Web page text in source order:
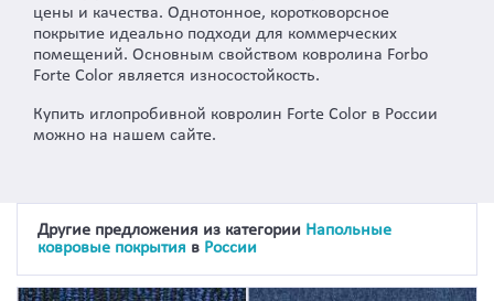
цены и качества. Однотонное, коротковорсное
покрытие идеально подходи для коммерческих
помещений. Основным свойством ковролина Forbo
Forte Color является износостойкость.
Купить иглопробивной ковролин Forte Color в России
можно на нашем сайте.
Другие предложения из категории Напольные
ковровые покрытия в России